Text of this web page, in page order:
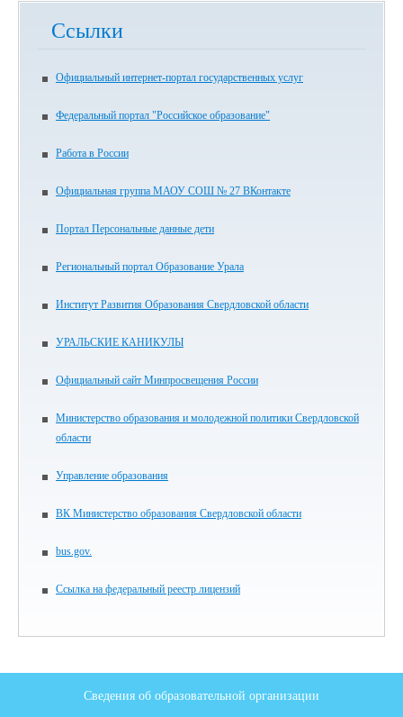
Ссылки
Официальный интернет-портал государственных услуг
Федеральный портал "Российское образование"
Работа в России
Официальная группа МАОУ СОШ № 27 ВКонтакте
Портал Персональные данные дети
Региональный портал Образование Урала
Институт Развития Образования Свердловской области
УРАЛЬСКИЕ КАНИКУЛЫ
Официальный сайт Минпросвещения России
Министерство образования и молодежной политики Свердловской
области
Управление образования
ВК Министерство образования Свердловской области
bus.gov.
Ссылка на федеральный реестр лицензий
Сведения об образовательной организации